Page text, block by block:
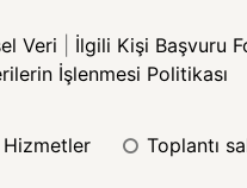
Veri İlgili Kişi Başvuru
İşlenmesi Politikası
hizmetler toplantı